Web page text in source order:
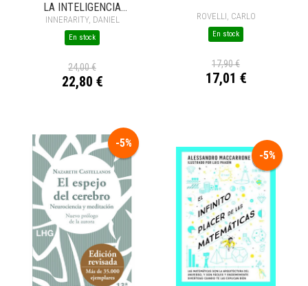
LA INTELIGENCIA
ARTIFICIAL
INNERARITY, DANIEL
En stock
24,00 €
22,80 €
ROVELLI, CARLO
En stock
17,90 €
17,01 €
-5%
-5%